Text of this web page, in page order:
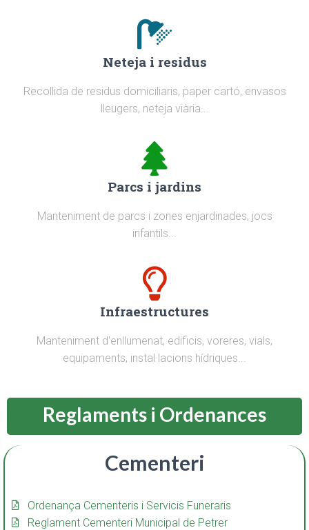
Neteja i residus
Recollida de residus domiciliaris, paper cartó, envasos
lleugers, neteja viària...
Parcs i jardins
Manteniment de parcs i zones enjardinades, jocs
infantils...
Infraestructures
Manteniment d'enllumenat, edificis, voreres, vials,
equipaments, instal·lacions hídriques...
Reglaments i Ordenances
Cementeri
Ordenança Cementeris i Servicis Funeraris
Reglament Cementeri Municipal de Petrer